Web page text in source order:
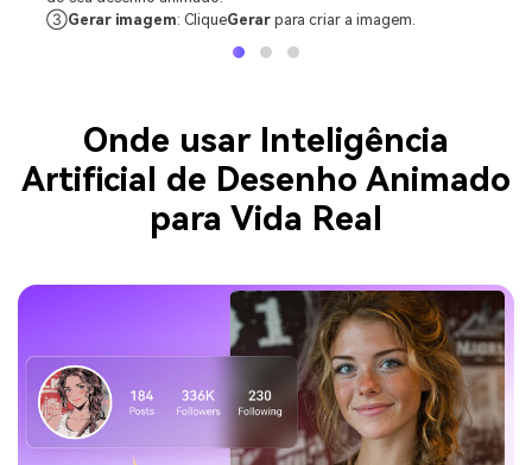
③Gerar imagem: CliqueGerar para criar a imagem.
Onde usar Inteligência
Artificial de Desenho Animado
para Vida Real